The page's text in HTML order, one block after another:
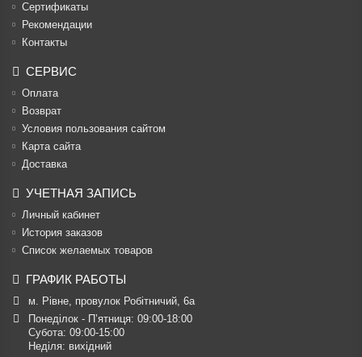
Cертификаты
Рекомендации
Контакты
СЕРВИС
Оплата
Возврат
Условия пользования сайтом
Карта сайта
Доставка
УЧЕТНАЯ ЗАПИСЬ
Личный кабинет
История заказов
Список желаемых товаров
ГРАФИК РАБОТЫ
м. Рівне, провулок Робітничий, 6а
Понеділок - П’ятниця: 09:00-18:00
Субота: 09:00-15:00
Неділя: вихідний